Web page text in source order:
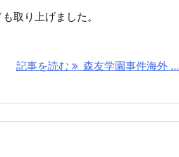
取り上げました。
記事を読む
森友学園事件海外 ...